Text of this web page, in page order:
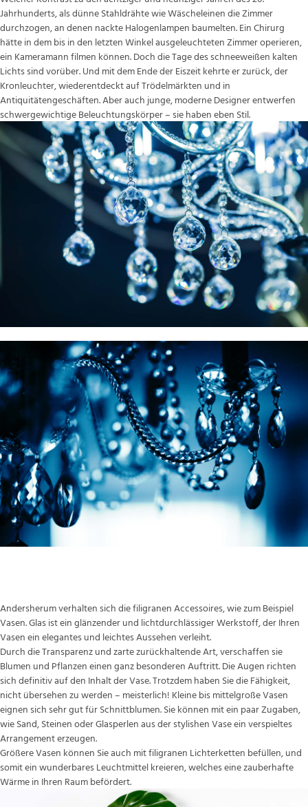
Jahrhunderts, als dünne Stahldrähte wie Wäscheleinen die Zimmer
durchzogen, an denen nackte Halogenlampen baumelten. Ein Chirurg
hätte in dem bis in den letzten Winkel ausgeleuchteten Zimmer operieren,
ein Kameramann filmen können. Doch die Tage des schneeweißen kalten
Lichts sind vorüber. Und mit dem Ende der Eiszeit kehrte er zurück, der
Kronleuchter, wiederentdeckt auf Trödelmärkten und in
Antiquitätengeschäften. Aber auch junge, moderne Designer entwerfen
schwergewichtige Beleuchtungskörper – sie haben eben Stil.
Andersherum verhalten sich die filigranen Accessoires, wie zum Beispiel
Vasen. Glas ist ein glänzender und lichtdurchlässiger Werkstoff, der Ihren
Vasen ein elegantes und leichtes Aussehen verleiht.
Durch die Transparenz und zarte zurückhaltende Art, verschaffen sie
Blumen und Pflanzen einen ganz besonderen Auftritt. Die Augen richten
sich definitiv auf den Inhalt der Vase. Trotzdem haben Sie die Fähigkeit,
nicht übersehen zu werden – meisterlich! Kleine bis mittelgroße Vasen
eignen sich sehr gut für Schnittblumen. Sie können mit ein paar Zugaben,
wie Sand, Steinen oder Glasperlen aus der stylishen Vase ein verspieltes
Arrangement erzeugen.
Größere Vasen können Sie auch mit filigranen Lichterketten befüllen, und
somit ein wunderbares Leuchtmittel kreieren, welches eine zauberhafte
Wärme in Ihren Raum befördert.